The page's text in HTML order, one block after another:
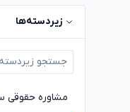
زیردسته‌ها
مشاوره حقوقی